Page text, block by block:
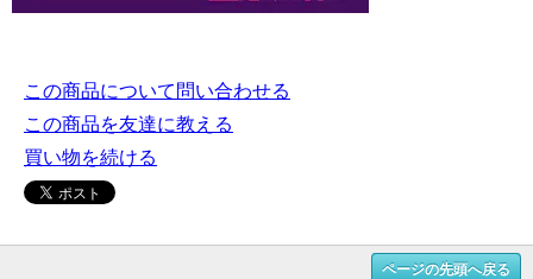
この商品について問い合わせる
この商品を友達に教える
買い物を続ける
ページの先頭へ戻る